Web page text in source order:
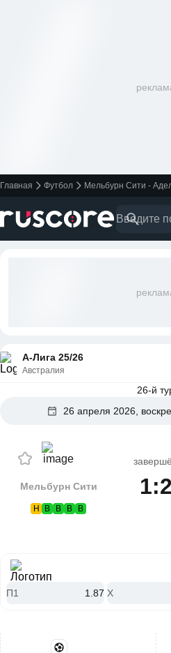
Главная Футбол Мельбурн Сити -
А-Лига 25/26
Австралия
26-й
26 апреля 2026,
Мельбурн Сити
Н В В В В
1:2
П1 1.87 X